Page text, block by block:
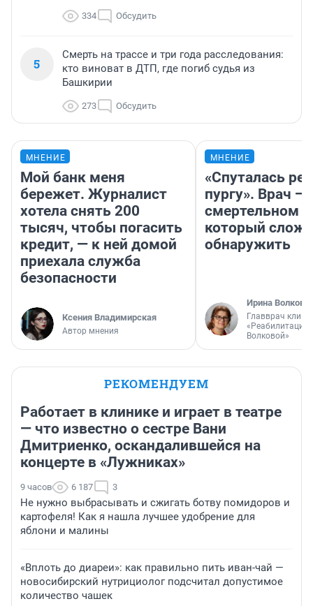
334 Обсудить
5
Смерть на трассе и три года расследования:
кто виноват в ДТП, где погиб судья из
Башкирии
273 Обсудить
МНЕНИЕ
Мой банк меня
бережет. Журналист
хотела снять 200
тысяч, чтобы погасить
кредит, — к ней домой
приехала служба
безопасности
Ксения Владимирская
Автор мнения
МНЕНИЕ
«Спуталась
пургу». Врач —
смертельном
который
обнаружить
Ирина Волкова
Главврач
«Реабилитация
Волковой»
РЕКОМЕНДУЕМ
Работает в клинике и играет в театре
— что известно о сестре Вани
Дмитриенко, оскандалившейся на
концерте в «Лужниках»
9 часов 6 187 3
Не нужно выбрасывать и сжигать ботву помидоров и
картофеля! Как я нашла лучшее удобрение для
яблони и малины
«Вплоть до диареи»: как правильно пить иван-чай —
новосибирский нутрициолог подсчитал допустимое
количество чашек